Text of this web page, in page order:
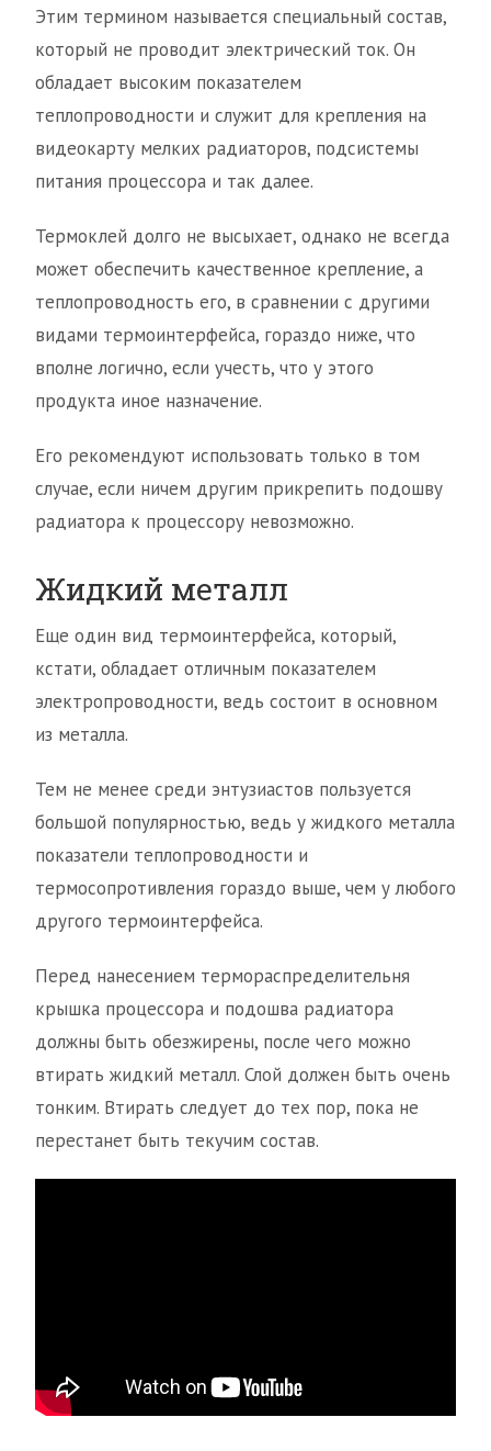
Этим термином называется специальный состав,
который не проводит электрический ток. Он
обладает высоким показателем
теплопроводности и служит для крепления на
видеокарту мелких радиаторов, подсистемы
питания процессора и так далее.
Термоклей долго не высыхает, однако не всегда
может обеспечить качественное крепление, а
теплопроводность его, в сравнении с другими
видами термоинтерфейса, гораздо ниже, что
вполне логично, если учесть, что у этого
продукта иное назначение.
Его рекомендуют использовать только в том
случае, если ничем другим прикрепить подошву
радиатора к процессору невозможно.
Жидкий металл
Еще один вид термоинтерфейса, который,
кстати, обладает отличным показателем
электропроводности, ведь состоит в основном
из металла.
Тем не менее среди энтузиастов пользуется
большой популярностью, ведь у жидкого металла
показатели теплопроводности и
термосопротивления гораздо выше, чем у любого
другого термоинтерфейса.
Перед нанесением термораспределительня
крышка процессора и подошва радиатора
должны быть обезжирены, после чего можно
втирать жидкий металл. Слой должен быть очень
тонким. Втирать следует до тех пор, пока не
перестанет быть текучим состав.